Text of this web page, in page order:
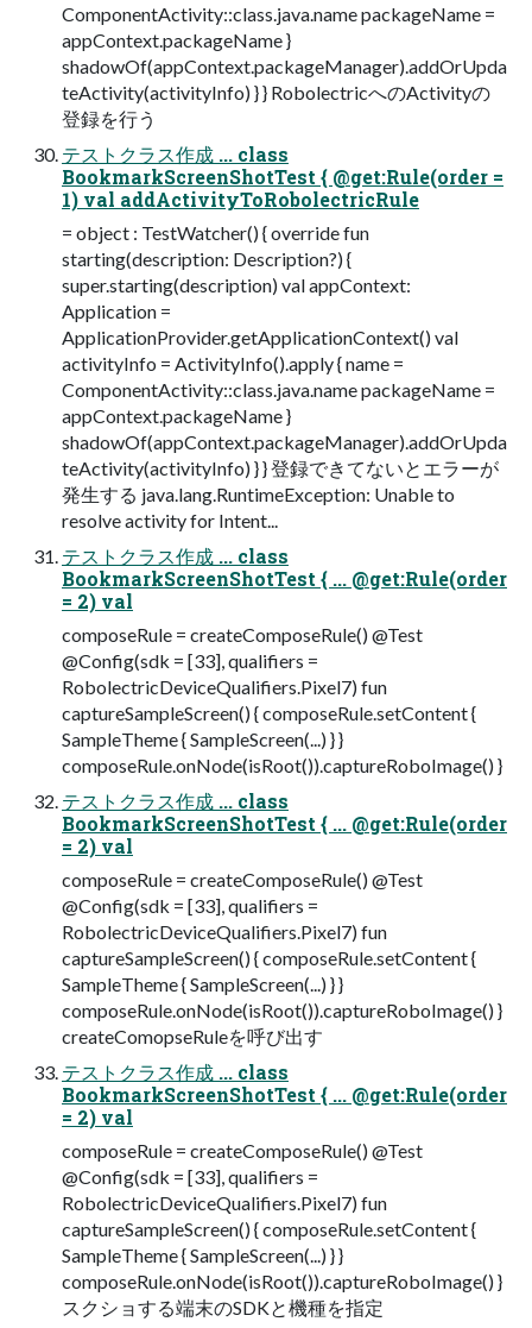
ComponentActivity::class.java.name packageName =
appContext.packageName }
shadowOf(appContext.packageManager).addOrUpda
teActivity(activityInfo) } } RobolectricへのActivityの
登録を行う
テストクラス作成 ... class
BookmarkScreenShotTest { @get:Rule(order =
1) val addActivityToRobolectricRule
= object : TestWatcher() { override fun
starting(description: Description?) {
super.starting(description) val appContext:
Application =
ApplicationProvider.getApplicationContext() val
activityInfo = ActivityInfo().apply { name =
ComponentActivity::class.java.name packageName =
appContext.packageName }
shadowOf(appContext.packageManager).addOrUpda
teActivity(activityInfo) } } 登録できてないとエラーが
発生する java.lang.RuntimeException: Unable to
resolve activity for Intent...
テストクラス作成 ... class
BookmarkScreenShotTest { ... @get:Rule(order
= 2) val
composeRule = createComposeRule() @Test
@Config(sdk = [33], qualifiers =
RobolectricDeviceQualifiers.Pixel7) fun
captureSampleScreen() { composeRule.setContent {
SampleTheme { SampleScreen(...) } }
composeRule.onNode(isRoot()).captureRoboImage() }
テストクラス作成 ... class
BookmarkScreenShotTest { ... @get:Rule(order
= 2) val
composeRule = createComposeRule() @Test
@Config(sdk = [33], qualifiers =
RobolectricDeviceQualifiers.Pixel7) fun
captureSampleScreen() { composeRule.setContent {
SampleTheme { SampleScreen(...) } }
composeRule.onNode(isRoot()).captureRoboImage() }
createComopseRuleを呼び出す
テストクラス作成 ... class
BookmarkScreenShotTest { ... @get:Rule(order
= 2) val
composeRule = createComposeRule() @Test
@Config(sdk = [33], qualifiers =
RobolectricDeviceQualifiers.Pixel7) fun
captureSampleScreen() { composeRule.setContent {
SampleTheme { SampleScreen(...) } }
composeRule.onNode(isRoot()).captureRoboImage() }
スクショする端末のSDKと機種を指定